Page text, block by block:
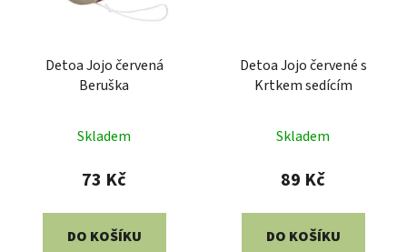
Detoa Jojo červená
Beruška
Skladem
73 Kč
DO KOŠÍKU
Detoa Jojo červené s
Krtkem sedícím
Skladem
89 Kč
DO KOŠÍKU